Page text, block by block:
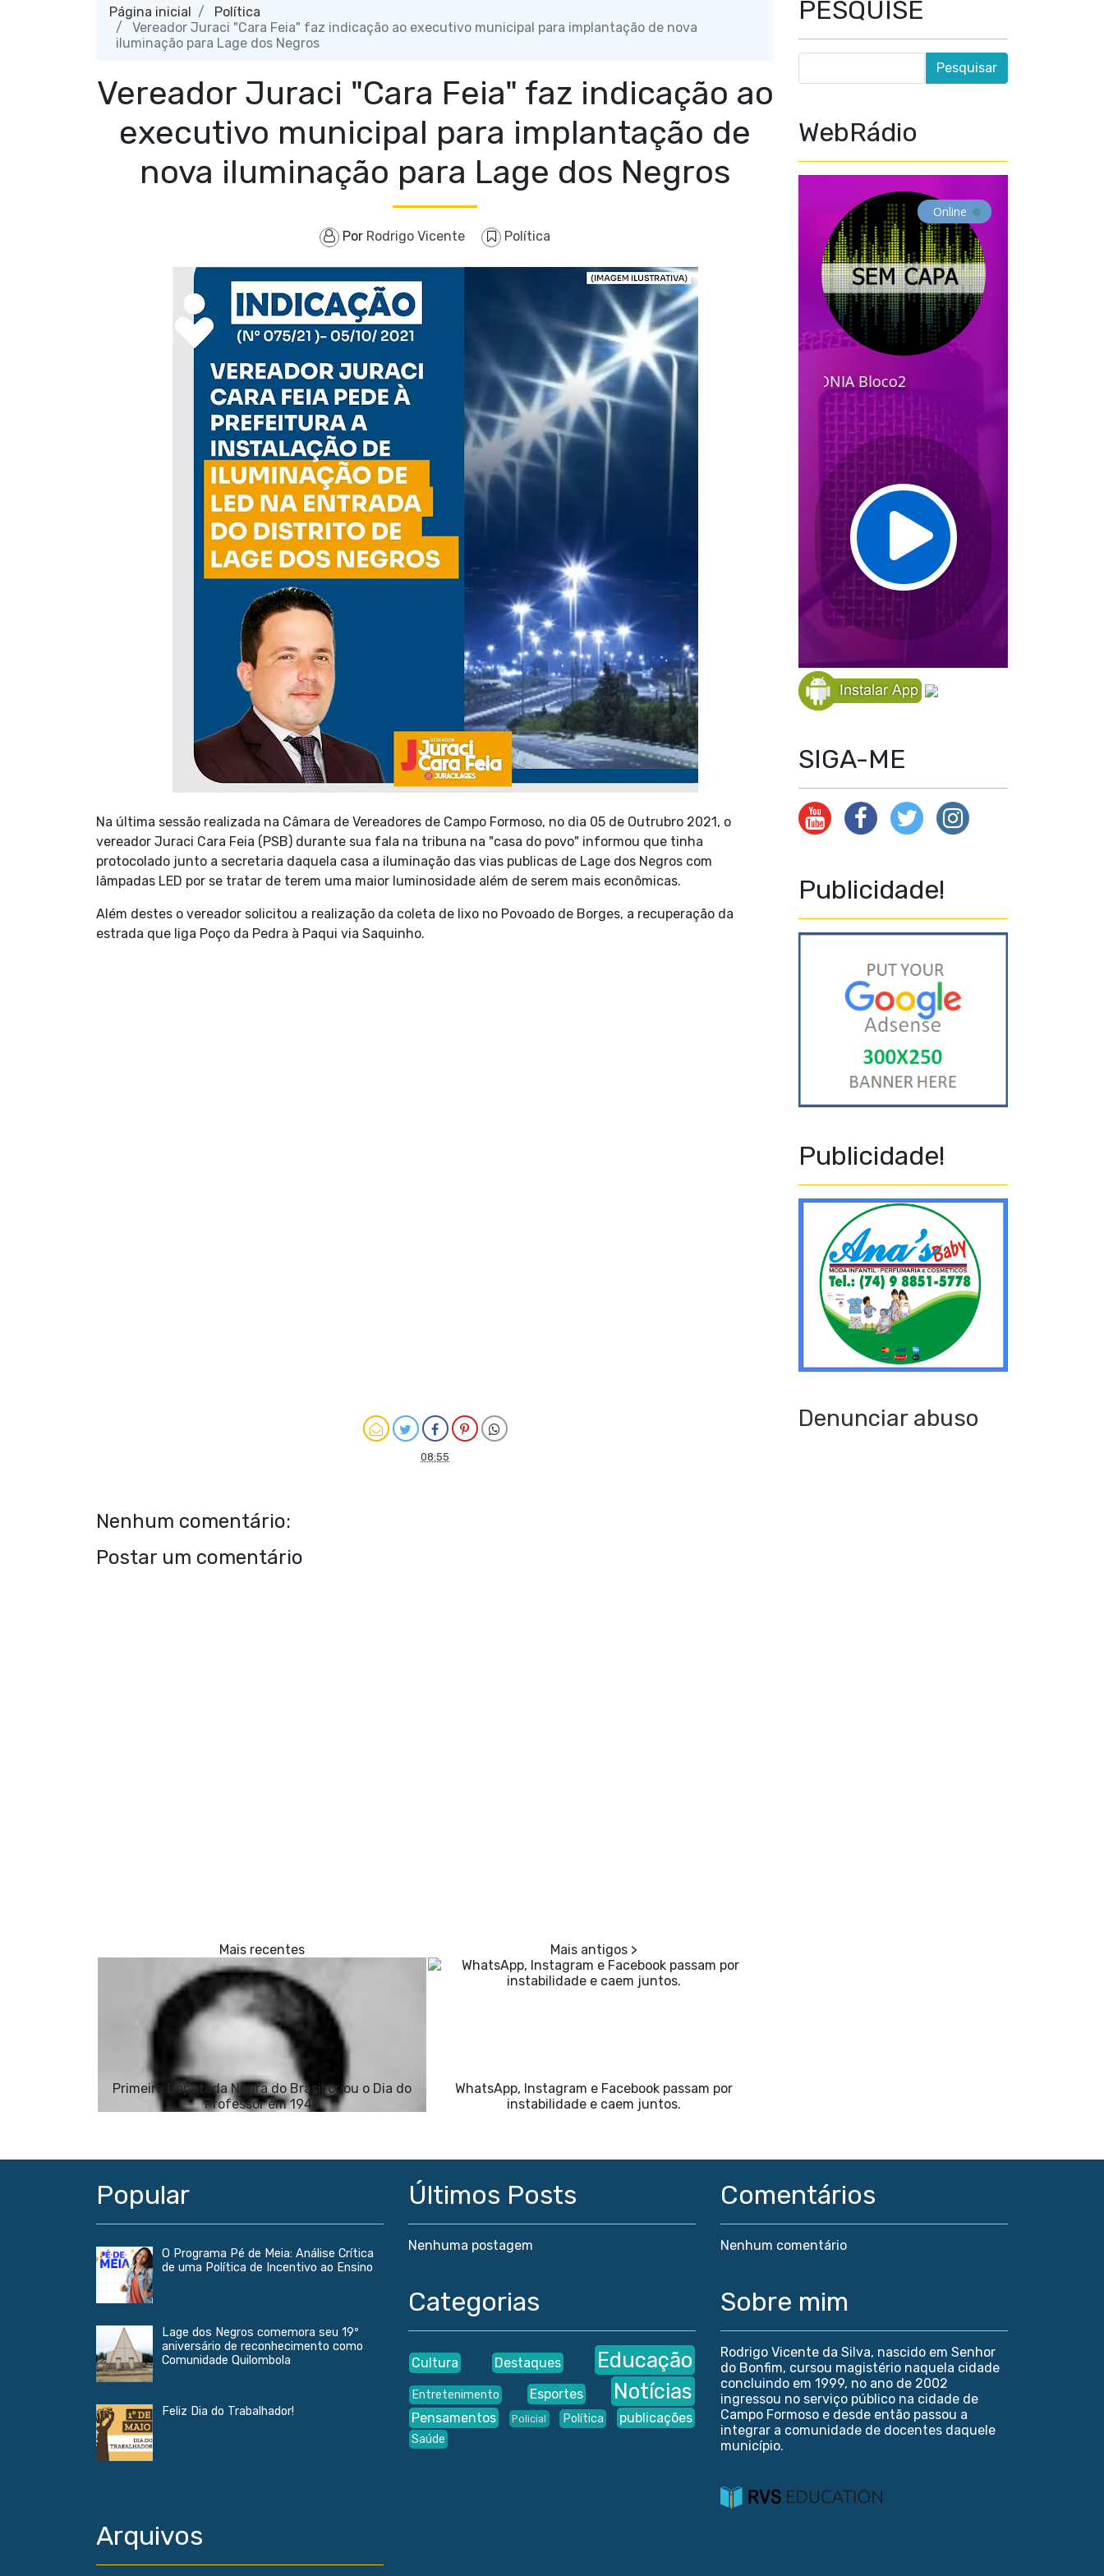
Página inicial
Política
Vereador Juraci "Cara Feia" faz indicação ao executivo municipal para implantação de nova
iluminação para Lage dos Negros
Vereador Juraci "Cara Feia" faz indicação ao
executivo municipal para implantação de
nova iluminação para Lage dos Negros
Por Rodrigo Vicente Política
Na última sessão realizada na Câmara de Vereadores de Campo Formoso, no dia 05 de Outrubro 2021, o
vereador Juraci Cara Feia (PSB) durante sua fala na tribuna na "casa do povo" informou que tinha
protocolado junto a secretaria daquela casa a iluminação das vias publicas de Lage dos Negros com
lâmpadas LED por se tratar de terem uma maior luminosidade além de serem mais econômicas.
Além destes o vereador solicitou a realização da coleta de lixo no Povoado de Borges, a recuperação da
estrada que liga Poço da Pedra à Paqui via Saquinho.
08:55
Nenhum comentário:
Postar um comentário
Primeira Deputada Negra do Brasil criou o Dia do
Professor em 1948
WhatsApp, Instagram e Facebook passam por
instabilidade e caem juntos.
PESQUISE
WebRádio
SIGA-ME
Publicidade!
Publicidade!
Denunciar abuso
Popular
O Programa Pé de Meia: Análise Crítica
de uma Política de Incentivo ao Ensino
Lage dos Negros comemora seu 19º
aniversário de reconhecimento como
Comunidade Quilombola
Feliz Dia do Trabalhador!
Arquivos
Últimos Posts
Nenhuma postagem
Categorias
Cultura Destaques Educação
Entretenimento Esportes Notícias
Pensamentos Policial Política publicações
Saúde
Comentários
Nenhum comentário
Sobre mim
Rodrigo Vicente da Silva, nascido em Senhor
do Bonfim, cursou magistério naquela cidade
concluindo em 1999, no ano de 2002
ingressou no serviço público na cidade de
Campo Formoso e desde então passou a
integrar a comunidade de docentes daquele
município.